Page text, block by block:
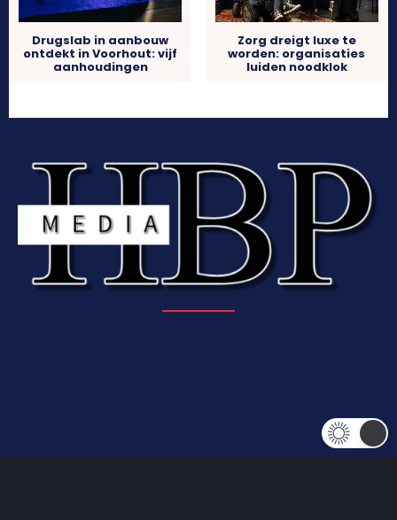
Drugslab in aanbouw
ontdekt in Voorhout: vijf
aanhoudingen
Zorg dreigt luxe te
worden: organisaties
luiden noodklok